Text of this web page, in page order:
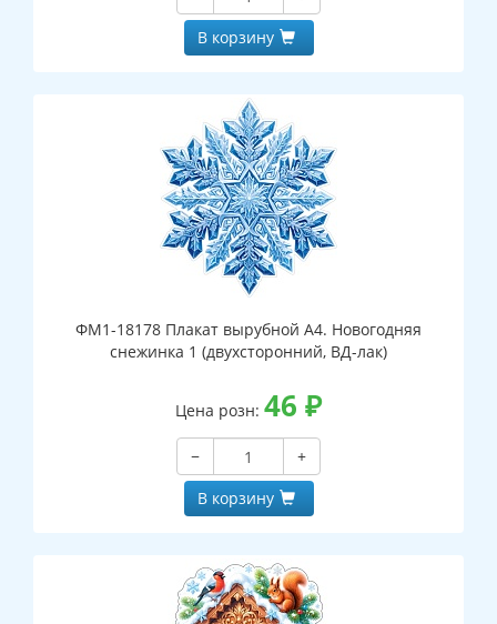
В корзину
ФМ1-18178 Плакат вырубной А4. Новогодняя
снежинка 1 (двухсторонний, ВД-лак)
Цена розн: 46 ₽
−
+
В корзину